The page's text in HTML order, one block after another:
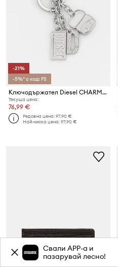
-21%
-5%* с код: FS
Ключодържател Diesel CHARMS 1DR KEY MULTICHARM
Текуща цена:
76,99 €
Редовна цена:97,90 €
Най-ниска цена:97,90 €
Свали APP-a и
пазарувай лесно!